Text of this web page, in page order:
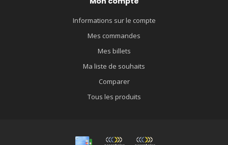
Informations sur le compte
Mes commandes
Mes billets
Ma liste de souhaits
Comparer
Tous les produits